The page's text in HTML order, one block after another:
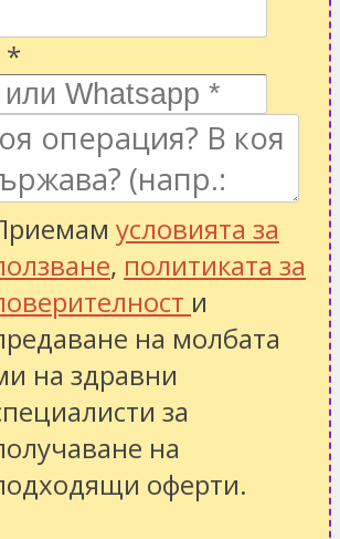
*
условията за
, политиката за
и
на молбата
на здравни
за
на
оферти.